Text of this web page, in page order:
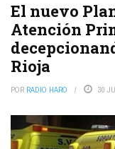
El nuevo
Atención
Rioja
POR RADIO HARO 30